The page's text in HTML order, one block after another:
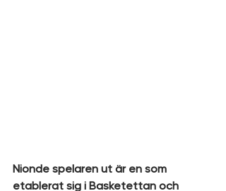
Nionde spelaren ut är en som
etablerat sig i Basketettan och